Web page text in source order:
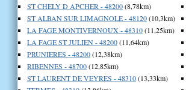
ST CHELY D APCHER - 48200(8,78km)
ST ALBAN SUR LIMAGNOLE - 48120(10,3km)
LA FAGE MONTIVERNOUX - 48310(11,25km)
LA FAGE ST JULIEN - 48200(11,64km)
PRUNIERES - 48200(12,38km)
RIBENNES - 48700(12,85km)
ST LAURENT DE VEYRES - 48310(13,33km)